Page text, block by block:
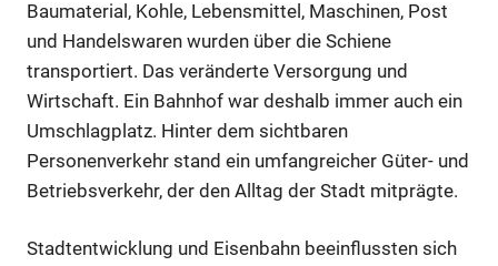
Baumaterial, Kohle, Lebensmittel, Maschinen, Post
und Handelswaren wurden über die Schiene
transportiert. Das veränderte Versorgung und
Wirtschaft. Ein Bahnhof war deshalb immer auch ein
Umschlagplatz. Hinter dem sichtbaren
Personenverkehr stand ein umfangreicher Güter- und
Betriebsverkehr, der den Alltag der Stadt mitprägte.
Stadtentwicklung und Eisenbahn beeinflussten sich